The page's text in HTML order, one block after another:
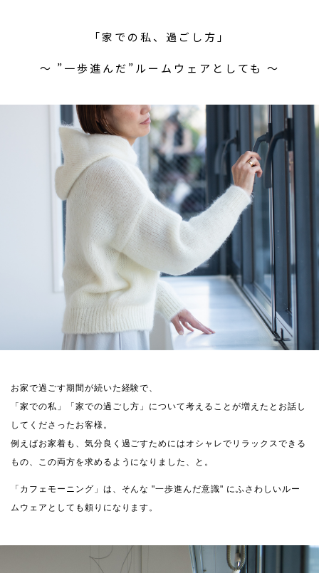
「家での私、過ごし方」
〜 ”一歩進んだ”ルームウェアとしても 〜
お家で過ごす期間が続いた経験で、
「家での私」「家での過ごし方」について考えることが増えたとお話し
してくださったお客様。
例えばお家着も、気分良く過ごすためにはオシャレでリラックスできる
もの、この両方を求めるようになりました、と。
「カフェモーニング」は、そんな "一歩進んだ意識" にふさわしいルー
ムウェアとしても頼りになります。